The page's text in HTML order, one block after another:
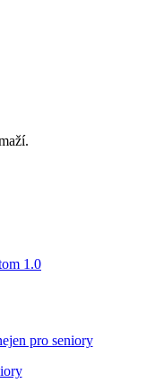
pro seniory